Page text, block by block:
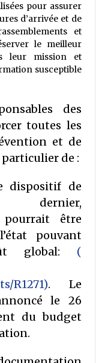
pour assurer
d’arrivée et de
et
le meilleur
leur mission et
susceptible
des
toutes les
et de
de :
dispositif de
dernier,
pourrait être
pouvant
global: (
R1271). Le
le 26
du budget